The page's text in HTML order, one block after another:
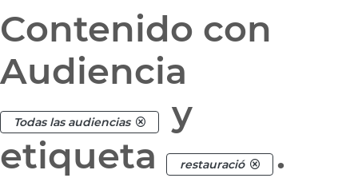
Contenido con
Audiencia
Todas las audiencias
y
etiqueta
restauració .